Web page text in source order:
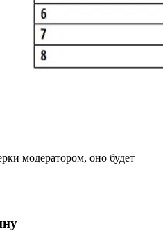
модератором, оно будет